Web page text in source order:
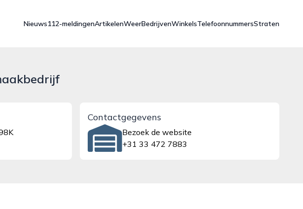
Nieuws112-meldingenArtikelenWeerBedrijvenWinkelsTelefoonnummersStraten
Contactgegevens
Bezoek de website
+31 33 472 7883